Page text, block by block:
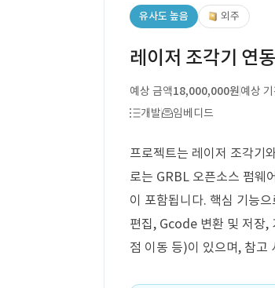
유사도 높음 외주
레이저 조각기 연
예상 금액18,000,000원예상
개발
임베디드
프로젝트는 레이저 조각기
로는 GRBL 오픈소스 펌웨
이 포함됩니다. 핵심 기능
편집, Gcode 변환 및 저장,
점 이동 등)이 있으며, 참고